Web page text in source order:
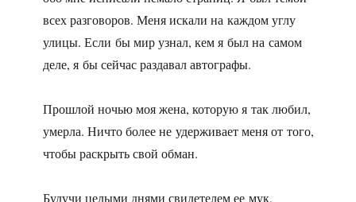
всех разговоров. Меня искали на каждом углу
улицы. Если бы мир узнал, кем я был на самом
деле, я бы сейчас раздавал автографы.
Прошлой ночью моя жена, которую я так любил,
умерла. Ничто более не удерживает меня от того,
чтобы раскрыть свой обман.
Будучи целыми днями свидетелем ее мук,